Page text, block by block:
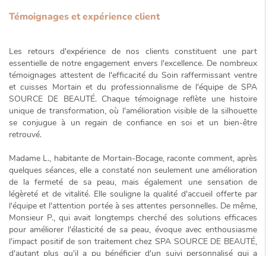
Témoignages et expérience client
Les retours d'expérience de nos clients constituent une part
essentielle de notre engagement envers l'excellence. De nombreux
témoignages attestent de l'efficacité du Soin raffermissant ventre
et cuisses Mortain et du professionnalisme de l'équipe de SPA
SOURCE DE BEAUTÉ. Chaque témoignage reflète une histoire
unique de transformation, où l'amélioration visible de la silhouette
se conjugue à un regain de confiance en soi et un bien-être
retrouvé.
Madame L., habitante de Mortain-Bocage, raconte comment, après
quelques séances, elle a constaté non seulement une amélioration
de la fermeté de sa peau, mais également une sensation de
légèreté et de vitalité. Elle souligne la qualité d'accueil offerte par
l'équipe et l'attention portée à ses attentes personnelles. De même,
Monsieur P., qui avait longtemps cherché des solutions efficaces
pour améliorer l'élasticité de sa peau, évoque avec enthousiasme
l'impact positif de son traitement chez SPA SOURCE DE BEAUTÉ,
d'autant plus qu'il a pu bénéficier d'un suivi personnalisé qui a